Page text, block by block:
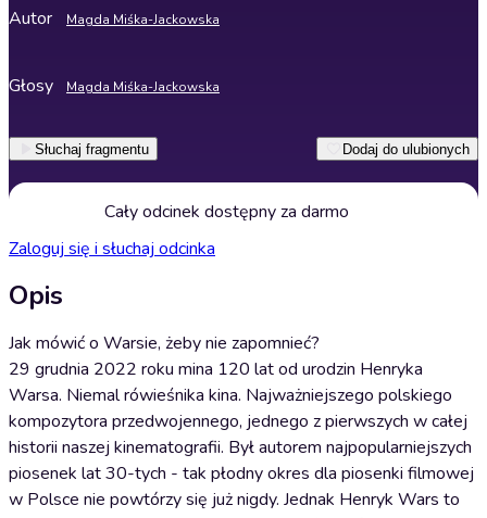
Autor Magda Miśka-Jackowska
Głosy Magda Miśka-Jackowska
Słuchaj fragmentu Dodaj do ulubionych
Cały odcinek dostępny za darmo
Zaloguj się i słuchaj odcinka
Opis
Jak mówić o Warsie, żeby nie zapomnieć?
29 grudnia 2022 roku mina 120 lat od urodzin Henryka
Warsa. Niemal rówieśnika kina. Najważniejszego polskiego
kompozytora przedwojennego, jednego z pierwszych w całej
historii naszej kinematografii. Był autorem najpopularniejszych
piosenek lat 30-tych - tak płodny okres dla piosenki filmowej
w Polsce nie powtórzy się już nigdy. Jednak Henryk Wars to